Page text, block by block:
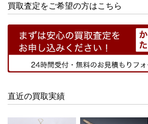
買取査定をご希望の方はこちら
直近の買取実績